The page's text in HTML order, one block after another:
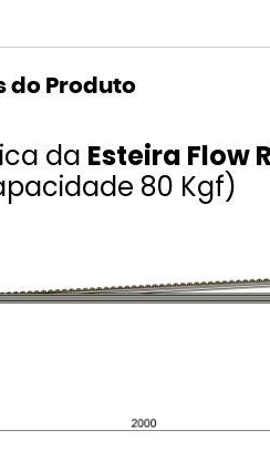
do Produto
da Esteira Flow
80 Kgf)